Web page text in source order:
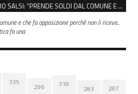
REGGIO, DE LUCIA CONTRO SALSI: “PRENDE SOLDI DAL COMUNE E DIFFONDE FAKE NEWS”
e che fa opposizione perché non li riceve..
fa una
335
296 318 283 287